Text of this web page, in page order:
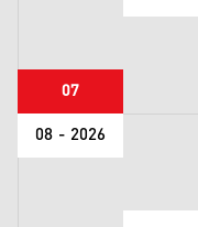
07
08 - 2026